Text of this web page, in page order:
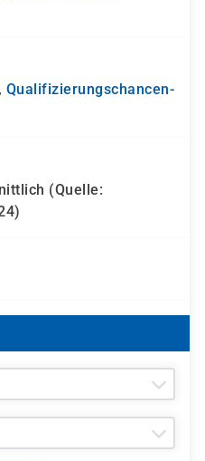
, Qualifizierungs­chancen­
(Quelle: